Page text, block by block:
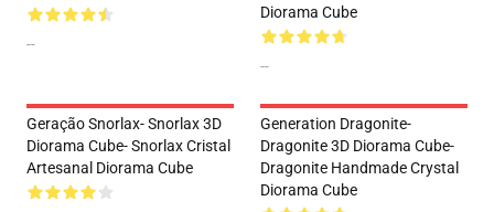
--
Diorama Cube
--
Geração Snorlax- Snorlax 3D
Diorama Cube- Snorlax Cristal
Artesanal Diorama Cube
Generation Dragonite-
Dragonite 3D Diorama Cube-
Dragonite Handmade Crystal
Diorama Cube